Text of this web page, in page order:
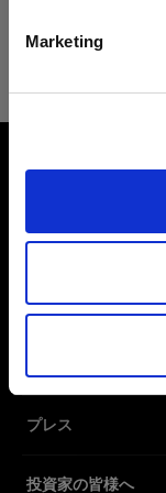
Marketing
Safari
お問い合わせ
サポート
プレス
投資家の皆様へ